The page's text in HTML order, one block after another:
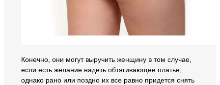
Конечно, они могут выручить женщину в том случае,
если есть желание надеть обтягивающее платье,
однако рано или поздно их все равно придется снять